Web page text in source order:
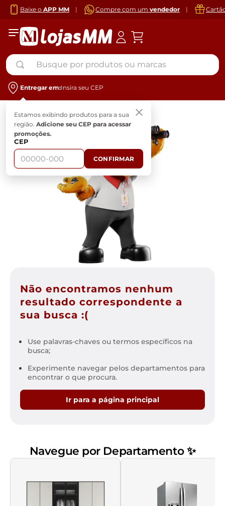
Baixe o APP MM | Compre com um vendedor |
Busque por produtos ou marcas
Entregar em:Insira seu CEP
Estamos exibindo produtos para a sua
região. Adicione seu CEP para acessar
promoções.
CEP
CONFIRMAR
Não encontramos nenhum
resultado correspondente a
sua busca :(
Use palavras-chaves ou termos específicos na
busca;
Experimente navegar pelos departamentos para
encontrar o que procura.
Ir para a página principal
Navegue por Departamento ✨